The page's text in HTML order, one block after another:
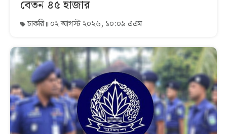
বেতন ৪৫ হাজার
চাকরি ০২ আগস্ট ২০২৬, ১০:০৯ এএম